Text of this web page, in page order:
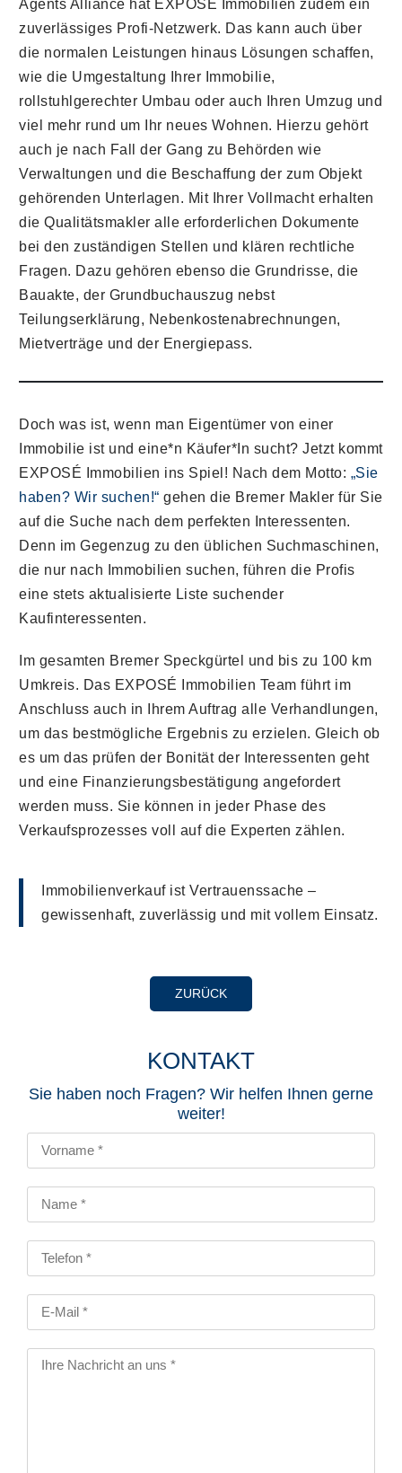
Agents Alliance hat EXPOSÉ Immobilien zudem ein
zuverlässiges Profi-Netzwerk. Das kann auch über
die normalen Leistungen hinaus Lösungen schaffen,
wie die Umgestaltung Ihrer Immobilie,
rollstuhlgerechter Umbau oder auch Ihren Umzug und
viel mehr rund um Ihr neues Wohnen. Hierzu gehört
auch je nach Fall der Gang zu Behörden wie
Verwaltungen und die Beschaffung der zum Objekt
gehörenden Unterlagen. Mit Ihrer Vollmacht erhalten
die Qualitätsmakler alle erforderlichen Dokumente
bei den zuständigen Stellen und klären rechtliche
Fragen. Dazu gehören ebenso die Grundrisse, die
Bauakte, der Grundbuchauszug nebst
Teilungserklärung, Nebenkostenabrechnungen,
Mietverträge und der Energiepass.
Doch was ist, wenn man Eigentümer von einer
Immobilie ist und eine*n Käufer*In sucht? Jetzt kommt
EXPOSÉ Immobilien ins Spiel! Nach dem Motto: „Sie
haben? Wir suchen!“ gehen die Bremer Makler für Sie
auf die Suche nach dem perfekten Interessenten.
Denn im Gegenzug zu den üblichen Suchmaschinen,
die nur nach Immobilien suchen, führen die Profis
eine stets aktualisierte Liste suchender
Kaufinteressenten.
Im gesamten Bremer Speckgürtel und bis zu 100 km
Umkreis. Das EXPOSÉ Immobilien Team führt im
Anschluss auch in Ihrem Auftrag alle Verhandlungen,
um das bestmögliche Ergebnis zu erzielen. Gleich ob
es um das prüfen der Bonität der Interessenten geht
und eine Finanzierungsbestätigung angefordert
werden muss. Sie können in jeder Phase des
Verkaufsprozesses voll auf die Experten zählen.
Immobilienverkauf ist Vertrauenssache –
gewissenhaft, zuverlässig und mit vollem Einsatz.
ZURÜCK
KONTAKT
Sie haben noch Fragen? Wir helfen Ihnen gerne
weiter!​